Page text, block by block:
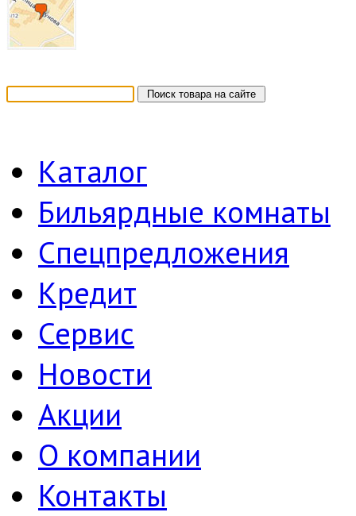
Каталог
Бильярдные комнаты
Спецпредложения
Кредит
Сервис
Новости
Акции
О компании
Контакты